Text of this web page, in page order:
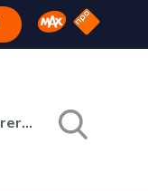
Omroep MAX
NPO
Registreren